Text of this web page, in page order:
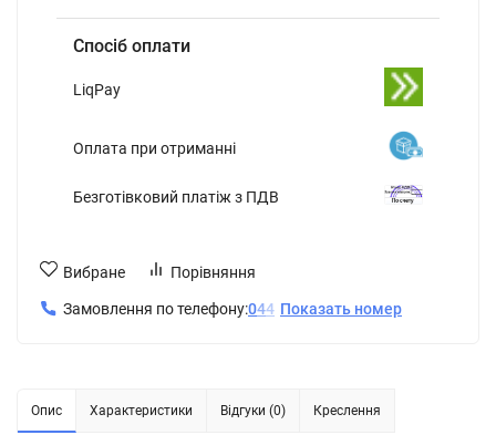
Спосіб оплати
LiqPay
Оплата при отриманні
Безготівковий платіж з ПДВ
Вибране Порівняння
Замовлення по телефону:044 Показать номер
Опис Характеристики Відгуки (0) Креслення